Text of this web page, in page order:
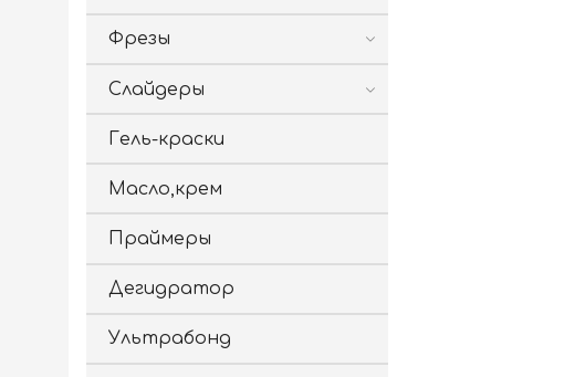
Фрезы
Слайдеры
Гель-краски
Масло,крем
Праймеры
Дегидратор
Ультрабонд